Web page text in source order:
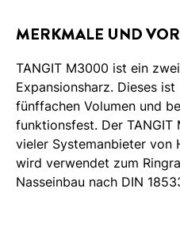
MERKMALE UND
TANGIT M3000 ist ein
Expansionsharz. Dieses
fünffachen Volumen und
funktionsfest. Der
vieler Systemanbieter von
wird verwendet zum
Nasseinbau nach DIN